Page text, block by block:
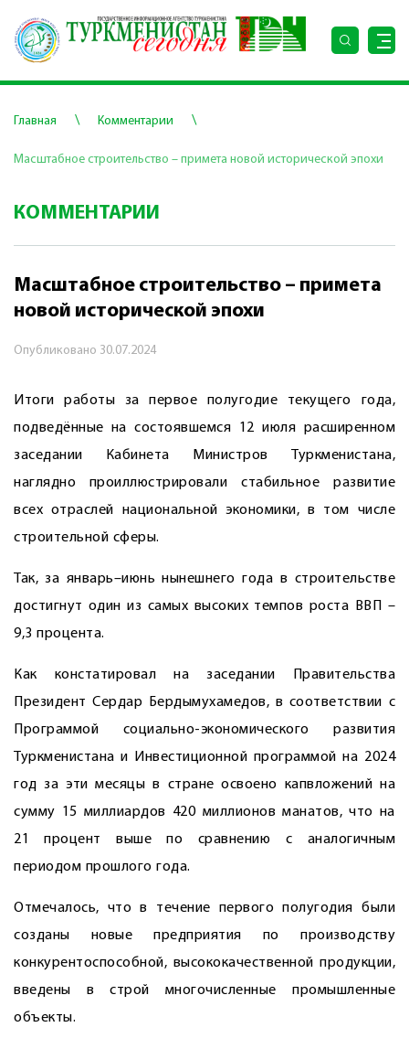
Главная \ Комментарии \
Масштабное строительство – примета новой исторической эпохи
КОММЕНТАРИИ
Масштабное строительство – примета
новой исторической эпохи
Опубликовано 30.07.2024
Итоги работы за первое полугодие текущего года,
подведённые на состоявшемся 12 июля расширенном
заседании Кабинета Министров Туркменистана,
наглядно проиллюстрировали стабильное развитие
всех отраслей национальной экономики, в том числе
строительной сферы.
Так, за январь–июнь нынешнего года в строительстве
достигнут один из самых высоких темпов роста ВВП –
9,3 процента.
Как констатировал на заседании Правительства
Президент Сердар Бердымухамедов, в соответствии с
Программой социально-экономического развития
Туркменистана и Инвестиционной программой на 2024
год за эти месяцы в стране освоено капвложений на
сумму 15 миллиардов 420 миллионов манатов, что на
21 процент выше по сравнению с аналогичным
периодом прошлого года.
Отмечалось, что в течение первого полугодия были
созданы новые предприятия по производству
конкурентоспособной, высококачественной продукции,
введены в строй многочисленные промышленные
объекты.